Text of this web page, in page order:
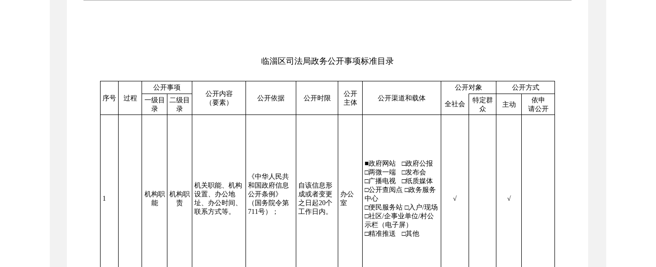
临淄区司法局政务公开事项标准目录
序号 过程
公开事项
公开内容
（要素）
公开依据 公开时限
公开
主体
公开渠道和载体
公开对象
公开方式
一级目
录
二级目
录
全社会
特定群
众
主动
依申
请公开
1
机构职
能
机构职
责
机关职能、机构
设置、办公地
址、办公时间、
联系方式等。
《中华人民共
和国政府信息
公开条例》
（国务院令第
711号）；
自该信息形
成或者变更
之日起20个
工作日内。
办公
室
■政府网站 □政府公报
□两微一端 □发布会
□广播电视 □纸质媒体
□公开查阅点 □政务服务
中心
□便民服务站 □入户/现场
□社区/企事业单位/村公
示栏（电子屏）
□精准推送 □其他
√ √